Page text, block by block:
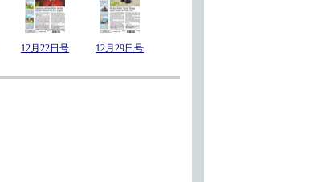
12月22日号 12月29日号